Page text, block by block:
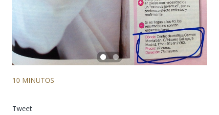
10 MINUTOS
Tweet